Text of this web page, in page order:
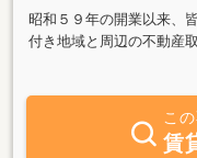
昭和５９年の開業以来、
付き地域と周辺の不動産
旨に丁寧で妥協しない対
の方、許認可の取得およ
貫して承ります。CCUS
こ
賃